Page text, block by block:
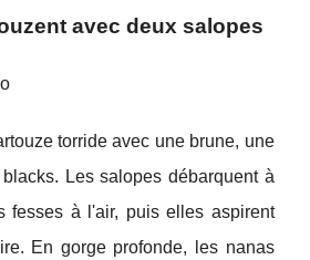
avec deux salopes
torride avec une brune, une
Les salopes débarquent à
fesses à l'air, puis elles aspirent
En gorge profonde, les nanas